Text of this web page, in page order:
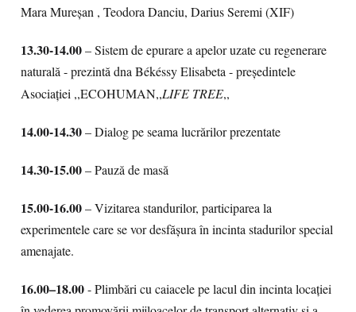
Mara Mureșan , Teodora Danciu, Darius Seremi (XIF)
13.30-14.00– Sistem de epurare a apelor uzate cu regenerare
naturală - prezintă dna Békéssy Elisabeta - președintele
Asociației ,,ECOHUMAN,,LIFE TREE,,
14.00-14.30– Dialog pe seama lucrărilor prezentate
14.30-15.00– Pauză de masă
15.00-16.00– Vizitarea standurilor, participarea la
experimentele care se vor desfășura în incinta stadurilor special
amenajate.
16.00–18.00- Plimbări cu caiacele pe lacul din incinta locației